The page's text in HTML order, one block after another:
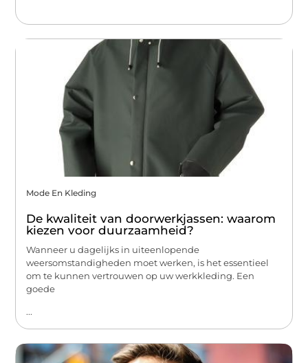
Mode En Kleding
De kwaliteit van doorwerkjassen: waarom
kiezen voor duurzaamheid?
Wanneer u dagelijks in uiteenlopende
weersomstandigheden moet werken, is het essentieel
om te kunnen vertrouwen op uw werkkleding. Een
goede
...